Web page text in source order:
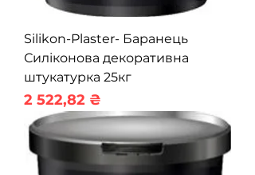
Silikon-Plaster- Баранець
Силіконова декоративна
штукатурка 25кг
Ціна
2 522,82 ₴